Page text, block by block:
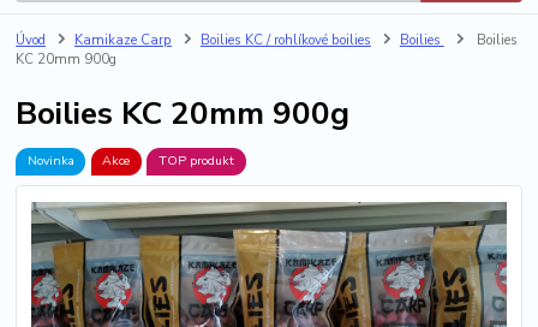
Úvod Kamikaze Carp Boilies KC / rohlíkové boilies Boilies
Boilies
KC 20mm 900g
Boilies KC 20mm 900g
Novinka Akce TOP produkt